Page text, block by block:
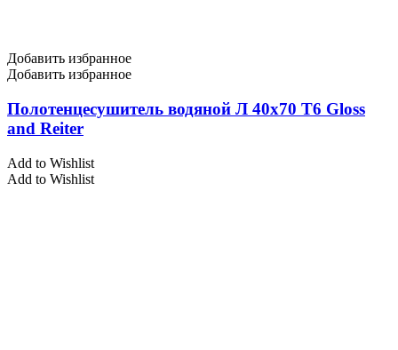
Добавить избранное
Добавить избранное
Полотенцесушитель водяной Л 40х70 Т6 Gloss
and Reiter
Add to Wishlist
Add to Wishlist